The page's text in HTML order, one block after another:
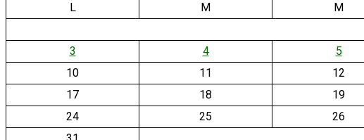
L
M M
3 4 5
10
11 12
17
18 19
24
25 26